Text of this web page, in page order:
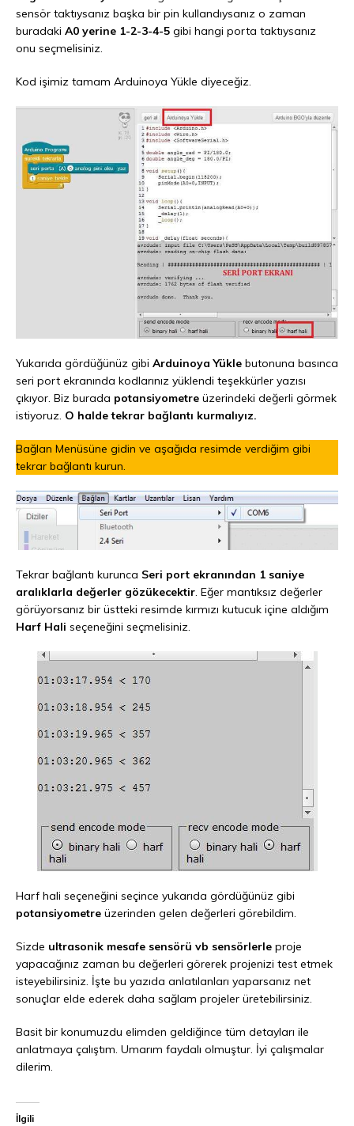
sensör taktıysanız başka bir pin kullandıysanız o zaman
buradaki A0 yerine 1-2-3-4-5 gibi hangi porta taktıysanız
onu seçmelisiniz.
Kod işimiz tamam Arduinoya Yükle diyeceğiz.
Yukarıda gördüğünüz gibi Arduinoya Yükle butonuna basınca
seri port ekranında kodlarınız yüklendi teşekkürler yazısı
çıkıyor. Biz burada potansiyometre üzerindeki değerli görmek
istiyoruz. O halde tekrar bağlantı kurmalıyız.
Bağlan Menüsüne gidin ve aşağıda resimde verdiğim gibi
tekrar bağlantı kurun.
Tekrar bağlantı kurunca Seri port ekranından 1 saniye
aralıklarla değerler gözükecektir. Eğer mantıksız değerler
görüyorsanız bir üstteki resimde kırmızı kutucuk içine aldığım
Harf Hali seçeneğini seçmelisiniz.
Harf hali seçeneğini seçince yukarıda gördüğünüz gibi
potansiyometre üzerinden gelen değerleri görebildim.
Sizde ultrasonik mesafe sensörü vb sensörlerle proje
yapacağınız zaman bu değerleri görerek projenizi test etmek
isteyebilirsiniz. İşte bu yazıda anlatılanları yaparsanız net
sonuçlar elde ederek daha sağlam projeler üretebilirsiniz.
Basit bir konumuzdu elimden geldiğince tüm detayları ile
anlatmaya çalıştım. Umarım faydalı olmuştur. İyi çalışmalar
dilerim.
İlgili